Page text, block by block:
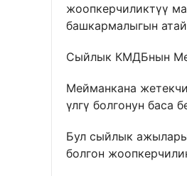
жоопкерчиликтүү
башкармалыгын
Сыйлык КМДБнын
Мейманкана
үлгү болгонун баса
Бул сыйлык
болгон